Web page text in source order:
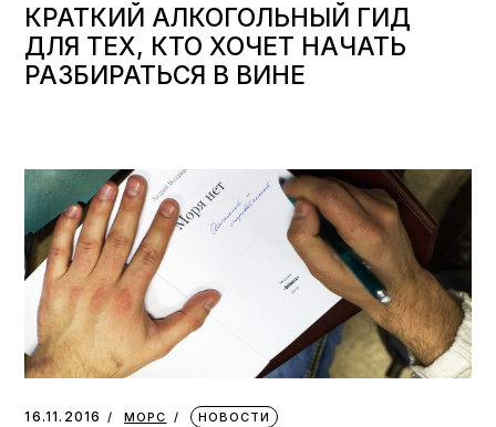
КРАТКИЙ АЛКОГОЛЬНЫЙ ГИД
ДЛЯ ТЕХ, КТО ХОЧЕТ НАЧАТЬ
РАЗБИРАТЬСЯ В ВИНЕ
16.11.2016 МОРС НОВОСТИ